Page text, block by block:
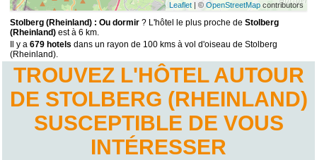
Leaflet| © OpenStreetMapcontributors
Stolberg (Rheinland) : Ou dormir ? L'hôtel le plus proche deStolberg
(Rheinland) est à 6 km.
Il y a679 hotels dans un rayon de 100 kms à vol d'oiseau de Stolberg
(Rheinland).
TROUVEZ L'HÔTEL AUTOUR
DE STOLBERG (RHEINLAND)
SUSCEPTIBLE DE VOUS
INTÉRESSER